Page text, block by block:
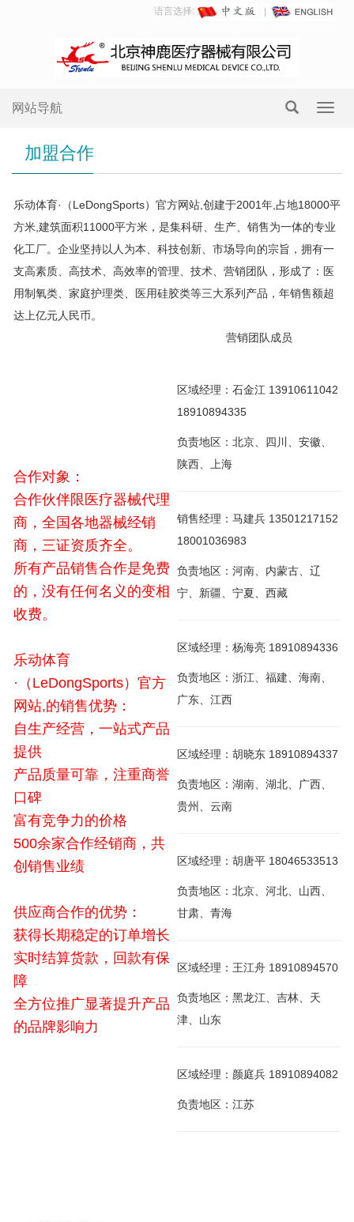
语言选择:
网站导航
加盟合作
乐动体育·（LeDongSports）官方网站,创建于2001年,占地18000平
方米,建筑面积11000平方米，是集科研、生产、销售为一体的专业
化工厂。企业坚持以人为本、科技创新、市场导向的宗旨，拥有一
支高素质、高技术、高效率的管理、技术、营销团队，形成了：医
用制氧类、家庭护理类、医用硅胶类等三大系列产品，年销售额超
达上亿元人民币。
合作对象：
合作伙伴限医疗器械代理
商，全国各地器械经销
商，三证资质齐全。
所有产品销售合作是免费
的，没有任何名义的变相
收费。
乐动体育
·（LeDongSports）官方
网站,的销售优势：
自生产经营，一站式产品
提供
产品质量可靠，注重商誉
口碑
富有竞争力的价格
500余家合作经销商，共
创销售业绩
供应商合作的优势：
获得长期稳定的订单增长
实时结算货款，回款有保
障
全方位推广显著提升产品
的品牌影响力
营销团队成员
区域经理：石金江 13910611042
18910894335
负责地区：北京、四川、安徽、
陕西、上海
销售经理：马建兵 13501217152
18001036983
负责地区：河南、内蒙古、辽
宁、新疆、宁夏、西藏
区域经理：杨海亮 18910894336
负责地区：浙江、福建、海南、
广东、江西
区域经理：胡晓东 18910894337
负责地区：湖南、湖北、广西、
贵州、云南
区域经理：胡唐平 18046533513
负责地区：北京、河北、山西、
甘肃、青海
区域经理：王江舟 18910894570
负责地区：黑龙江、吉林、天
津、山东
区域经理：颜庭兵 18910894082
负责地区：江苏